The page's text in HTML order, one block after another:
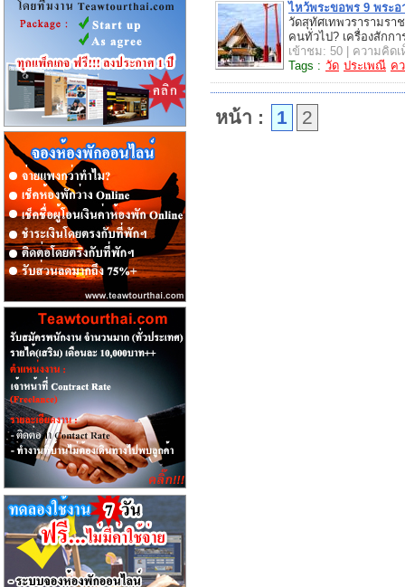
ไหว้พระขอพร 9 พระอ
วัดสุทัศเทพวรารามร
คนทั่วไป? เครื่องสักก
เข้าชม: 50 | ความคิด
Tags : วัด ประเพณี ค
หน้า : 1 2